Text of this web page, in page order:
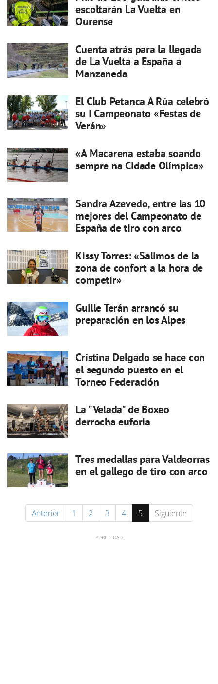
escoltarán La Vuelta en
Ourense
Cuenta atrás para la llegada
de La Vuelta a España a
Manzaneda
El Club Petanca A Rúa celebró
su I Campeonato «Festas de
Verán»
«A Macarena estaba soando
sempre na Cidade Olímpica»
Sandra Azevedo, entre las 10
mejores del Campeonato de
España de tiro con arco
Kissy Torres: «Salimos de la
zona de confort a la hora de
competir»
Guille Terán arrancó su
preparación en los Alpes
Cristina Delgado se hace con
el segundo puesto en el
Torneo Federación
La "Velada" de Boxeo
derrocha euforia
Tres medallas para Valdeorras
en el gallego de tiro con arco
Anterior 1 2 3 4 5 Siguiente